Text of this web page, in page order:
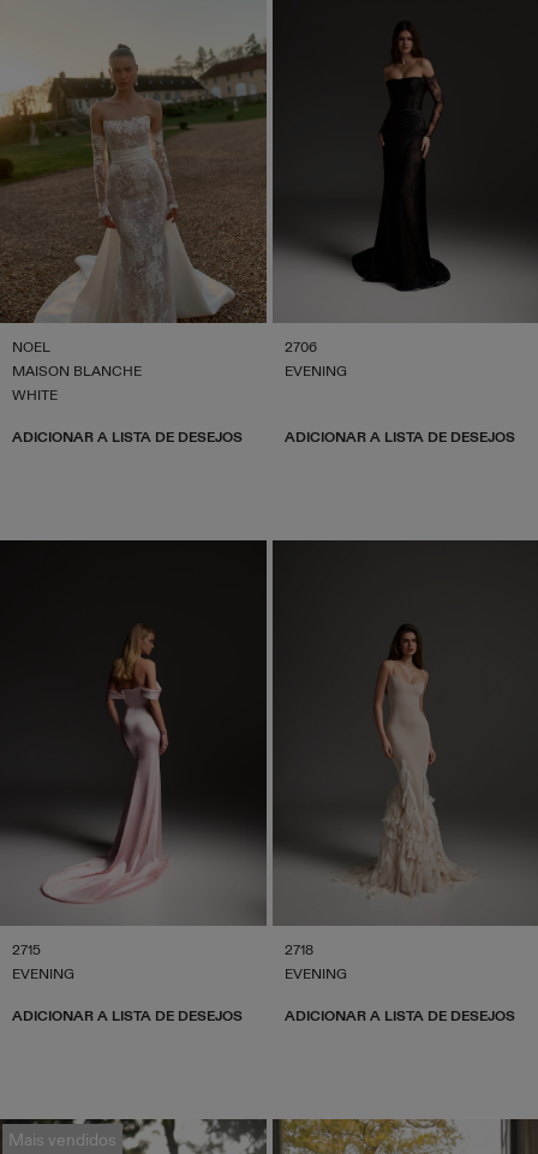
NOEL
MAISON BLANCHE
WHITE
ADICIONAR A LISTA DE DESEJOS
2706
EVENING
ADICIONAR A LISTA DE DESEJOS
2715
EVENING
ADICIONAR A LISTA DE DESEJOS
2718
EVENING
ADICIONAR A LISTA DE DESEJOS
Mais vendidos